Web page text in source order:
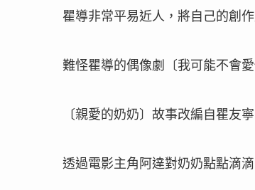
瞿導非常平易近人，將自己的創
難怪瞿導的偶像劇 〔我可能不會
〔親愛的奶奶〕 故事改編自瞿友
透過電影主角阿達對奶奶點點滴